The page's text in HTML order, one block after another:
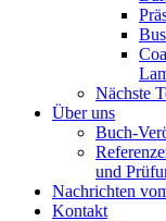
Nächste
Über uns
Buch-
und
Nachrichten
Kontakt